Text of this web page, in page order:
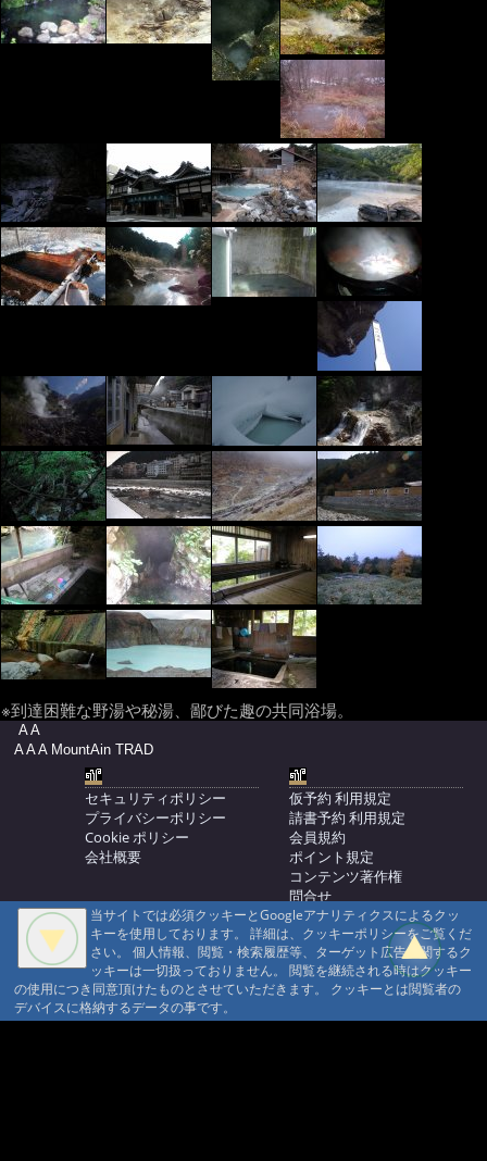
※到達困難な野湯や秘湯、鄙びた趣の共同浴場。
A A
A A A MountAin TRAD
セキュリティポリシー
プライバシーポリシー
Cookie ポリシー
会社概要
仮予約 利用規定
請書予約 利用規定
会員規約
ポイント規定
コンテンツ著作権
問合せ
マウンテントラッド株式会社
〒386-1211 長野県上田市下之郷692
0268371176
© 1999-2026 MountAin TRAD ® Inc. https://www.mountaintrad.co.jp
当サイトでは必須クッキーとGoogleアナリティクスによるクッ
キーを使用しております。 詳細は、クッキーポリシーをご覧くだ
さい。 個人情報、閲覧・検索履歴等、ターゲット広告に関するク
ッキーは一切扱っておりません。 閲覧を継続される時はクッキー
の使用につき同意頂けたものとさせていただきます。 クッキーとは閲覧者の
デバイスに格納するデータの事です。